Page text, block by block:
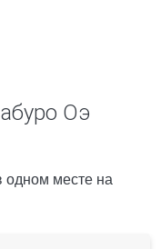
Оэ
одном месте на